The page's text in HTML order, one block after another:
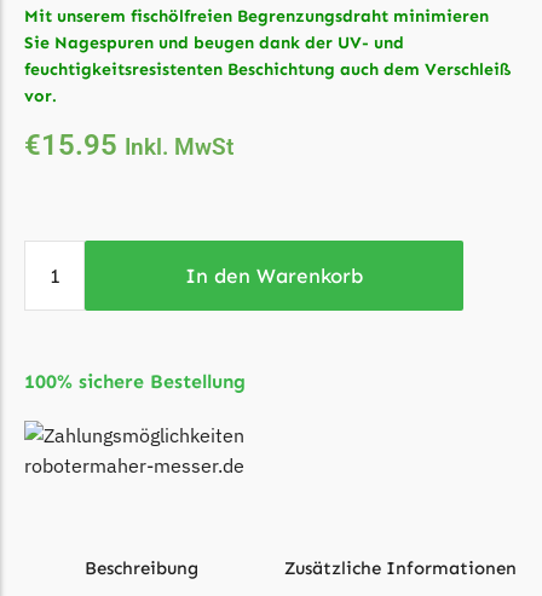
Ecovacs
Ecovacs Messer
Einhell
Etesia
Eufy
Ferrex
Florabest
Mit unserem fischölfreien Begrenzungsdraht minimieren
Sie Nagespuren und beugen dank der UV- und
feuchtigkeitsresistenten Beschichtung auch dem Verschleiß
vor.
€15.95 Inkl. MwSt
In den Warenkorb
100% sichere Bestellung
Beschreibung Zusätzliche Informationen